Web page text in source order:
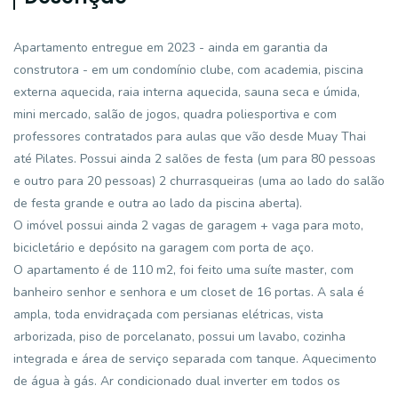
Apartamento entregue em 2023 - ainda em garantia da
construtora - em um condomínio clube, com academia, piscina
externa aquecida, raia interna aquecida, sauna seca e úmida,
mini mercado, salão de jogos, quadra poliesportiva e com
professores contratados para aulas que vão desde Muay Thai
até Pilates. Possui ainda 2 salões de festa (um para 80 pessoas
e outro para 20 pessoas) 2 churrasqueiras (uma ao lado do salão
de festa grande e outra ao lado da piscina aberta).
O imóvel possui ainda 2 vagas de garagem + vaga para moto,
bicicletário e depósito na garagem com porta de aço.
O apartamento é de 110 m2, foi feito uma suíte master, com
banheiro senhor e senhora e um closet de 16 portas. A sala é
ampla, toda envidraçada com persianas elétricas, vista
arborizada, piso de porcelanato, possui um lavabo, cozinha
integrada e área de serviço separada com tanque. Aquecimento
de água à gás. Ar condicionado dual inverter em todos os